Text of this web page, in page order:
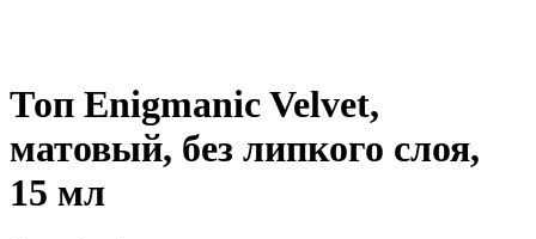
Топ Enigmanic Velvet,
матовый, без липкого слоя,
15 мл